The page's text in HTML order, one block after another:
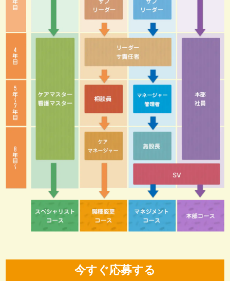
今すぐ応募する